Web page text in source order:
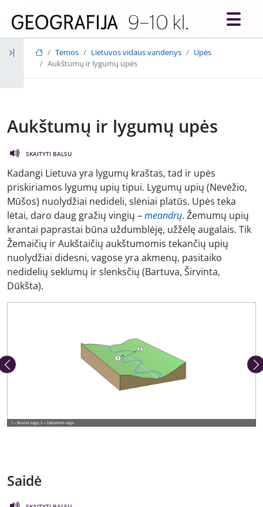
Temos Lietuvos vidaus vandenys
Upės
Aukštumų ir lygumų upės
Aukštumų ir lygumų upės
SKAITYTI BALSU
Kadangi Lietuva yra lygumų kraštas, tad ir upės
priskiriamos lygumų upių tipui. Lygumų upių (Nevėžio,
Mūšos) nuolydžiai nedideli, slėniai platūs. Upės teka
lėtai, daro daug gražių vingių –meandrų. Žemumų upių
krantai paprastai būna uždumblėję, užžėlę augalais. Tik
Žemaičių ir Aukštaičių aukštumomis tekančių upių
nuolydžiai didesni, vagose yra akmenų, pasitaiko
nedidelių seklumų ir slenksčių (Bartuva, Širvinta,
Dūkšta).
Ankstesnė nuotrauka Kita
Saidė